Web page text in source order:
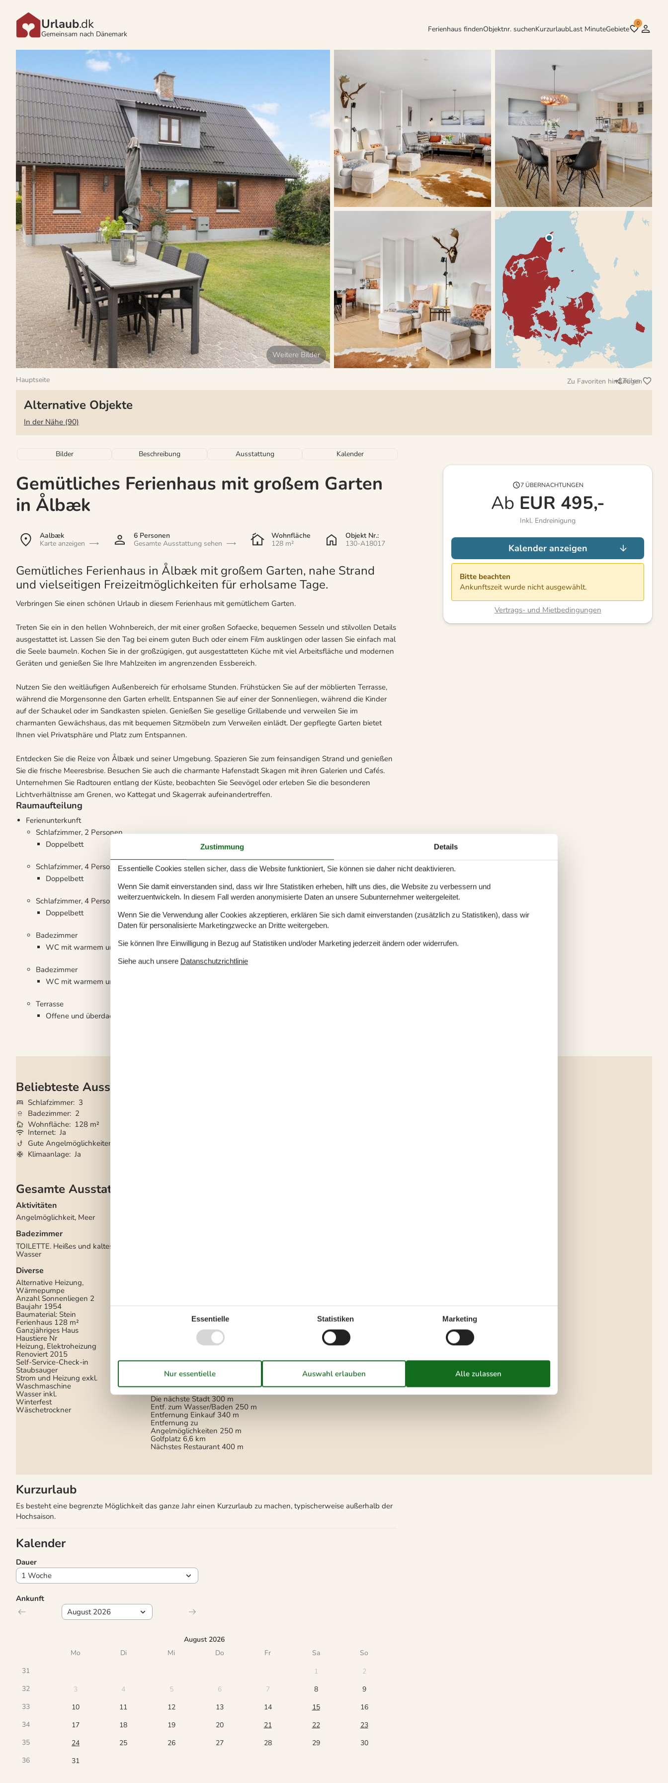
Urlaub.dk
Gemeinsam nach Dänemark
Ferienhaus findenObjektnr. suchenKurzurlaubLast MinuteGebiete
0
Hauptseite Zu Favoriten hinzufügen
Teilen
Alternative Objekte
In der Nähe (90)
Bilder Beschreibung Ausstattung Kalender
Gemütliches Ferienhaus mit großem Garten
in Ålbæk
Aalbæk
Karte anzeigen
6 Personen
Gesamte Ausstattung sehen
Wohnfläche
128 m²
Objekt Nr.:
130-A18017
Gemütliches Ferienhaus in Ålbæk mit großem Garten, nahe Strand
und vielseitigen Freizeitmöglichkeiten für erholsame Tage.
Verbringen Sie einen schönen Urlaub in diesem Ferienhaus mit gemütlichem Garten.
Treten Sie ein in den hellen Wohnbereich, der mit einer großen Sofaecke, bequemen Sesseln und stilvollen Details
ausgestattet ist. Lassen Sie den Tag bei einem guten Buch oder einem Film ausklingen oder lassen Sie einfach mal
die Seele baumeln. Kochen Sie in der großzügigen, gut ausgestatteten Küche mit viel Arbeitsfläche und modernen
Geräten und genießen Sie Ihre Mahlzeiten im angrenzenden Essbereich.
Nutzen Sie den weitläufigen Außenbereich für erholsame Stunden. Frühstücken Sie auf der möblierten Terrasse,
während die Morgensonne den Garten erhellt. Entspannen Sie auf einer der Sonnenliegen, während die Kinder
auf der Schaukel oder im Sandkasten spielen. Genießen Sie gesellige Grillabende und verweilen Sie im
charmanten Gewächshaus, das mit bequemen Sitzmöbeln zum Verweilen einlädt. Der gepflegte Garten bietet
Ihnen viel Privatsphäre und Platz zum Entspannen.
Entdecken Sie die Reize von Ålbæk und seiner Umgebung. Spazieren Sie zum feinsandigen Strand und genießen
Sie die frische Meeresbrise. Besuchen Sie auch die charmante Hafenstadt Skagen mit ihren Galerien und Cafés.
Unternehmen Sie Radtouren entlang der Küste, beobachten Sie Seevögel oder erleben Sie die besonderen
Lichtverhältnisse am Grenen, wo Kattegat und Skagerrak aufeinandertreffen.
Raumaufteilung
Ferienunterkunft
Schlafzimmer, 2 Personen
Doppelbett
Schlafzimmer, 4 Personen
Doppelbett
Schlafzimmer, 4 Personen
Doppelbett
Badezimmer
WC mit warmem und kaltem Wasser, Dusche
Badezimmer
WC mit warmem und kaltem Wasser, Dusche
Terrasse
Offene und überdachte Terrasse
Beliebteste Ausstattungen
Schlafzimmer 3
Badezimmer 2
Wohnfläche 128 m²
Internet Ja
Gute Angelmöglichkeiten
Klimaanlage Ja
Gesamte Ausstattung
Aktivitäten
Angelmöglichkeit, Meer
Badezimmer
TOILETTE. Heißes und kaltes
Wasser
Diverse
Alternative Heizung,
Wärmepumpe
Anzahl Sonnenliegen 2
Baujahr 1954
Baumaterial: Stein
Ferienhaus 128 m²
Ganzjähriges Haus
Haustiere Nr
Heizung, Elektroheizung
Renoviert 2015
Self-Service-Check-in
Staubsauger
Strom und Heizung exkl.
Waschmaschine
Wasser inkl.
Winterfest
Wäschetrockner
Klimaanlage
Elektrogeräte
Apple TV
Internet (drahtlos)
In der Nähe
Die nächste Stadt 300 m
Entf. zum Wasser/Baden 250 m
Entfernung Einkauf 340 m
Entfernung zu
Angelmöglichkeiten 250 m
Golfplatz 6,6 km
Nächstes Restaurant 400 m
Spülmaschine
Nicht an Institutionen vermietet
vermietet
Wird nicht an Jugendgruppen
vermietet
Kurzurlaub
Es besteht eine begrenzte Möglichkeit das ganze Jahr einen Kurzurlaub zu machen, typischerweise außerhalb der
Hochsaison.
Kalender
Ankunft
August 2026
Mo
Di Mi Do Fr Sa
So
31
1
2
32
3 4 5 6 7 8
9
33
10 11 12 13 14 15
16
34
17 18 19 20 21 22
23
35
24 25 26 27 28 29
30
36
31
Dauer
7 ÜBERNACHTUNGEN
Ab EUR 495,-
Inkl. Endreinigung
Kalender anzeigen
Bitte beachten
Ankunftszeit wurde nicht ausgewählt.
Vertrags- und Mietbedingungen
Zustimmung Details
Essentielle Cookies stellen sicher, dass die Website funktioniert, Sie können sie daher nicht deaktivieren.
Wenn Sie damit einverstanden sind, dass wir Ihre Statistiken erheben, hilft uns dies, die Website zu verbessern und
weiterzuentwickeln. In diesem Fall werden anonymisierte Daten an unsere Subunternehmer weitergeleitet.
Wenn Sie die Verwendung aller Cookies akzeptieren, erklären Sie sich damit einverstanden (zusätzlich zu Statistiken), dass wir
Daten für personalisierte Marketingzwecke an Dritte weitergeben.
Sie können Ihre Einwilligung in Bezug auf Statistiken und/oder Marketing jederzeit ändern oder widerrufen.
Siehe auch unsere Datanschutzrichtlinie
Essentielle Statistiken Marketing